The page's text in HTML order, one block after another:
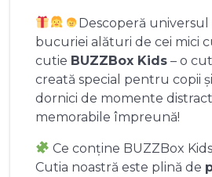
Descoperă universul
bucuriei alături de cei mici
cutie BUZZBox Kids – o
creată special pentru copii
dornici de momente
memorabile împreună!
Ce conține BUZZBox
Cutia noastră este plină de